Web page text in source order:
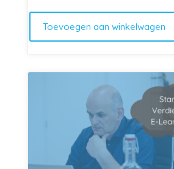
Toevoegen aan winkelwagen